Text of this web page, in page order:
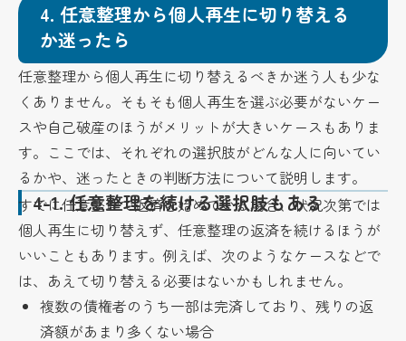
4. 任意整理から個人再生に切り替える
か迷ったら
任意整理から個人再生に切り替えるべきか迷う人も少な
くありません。そもそも個人再生を選ぶ必要がないケー
スや自己破産のほうがメリットが大きいケースもありま
す。ここでは、それぞれの選択肢がどんな人に向いてい
るかや、迷ったときの判断方法について説明します。
4-1.任意整理を続ける選択肢もある
すでに任意整理で返済を始めている場合、状況次第では
個人再生に切り替えず、任意整理の返済を続けるほうが
いいこともあります。例えば、次のようなケースなどで
は、あえて切り替える必要はないかもしれません。
複数の債権者のうち一部は完済しており、残りの返
済額があまり多くない場合